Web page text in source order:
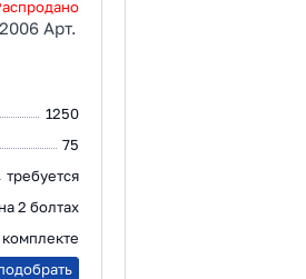
Арт.
1250
75
требуется
2 болтах
комплекте